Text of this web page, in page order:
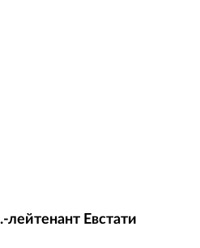
лейтенант Евстати